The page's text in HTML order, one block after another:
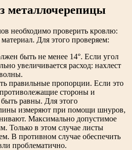
металлочерепицы
необходимо проверить кровлю:
Для этого проверяем:
быть не менее 14°. Если угол
увеличивается расход: нахлест
правильные пропорции. Если это
стороны и
равны. Для этого
измеряют при помощи шнуров,
Максимально допустимое
Только в этом случае листы
В противном случае обеспечить
проблематично.